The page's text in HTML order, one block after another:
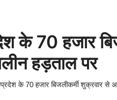
के 70 हजार
हड़ताल पर
के 70 हजार बिजलीकर्मी शुक्रवार से